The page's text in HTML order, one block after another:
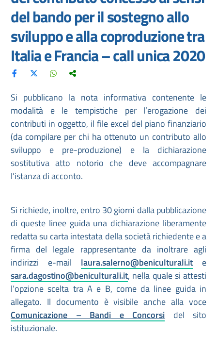
del bando per il sostegno allo
sviluppo e alla coproduzione tra
Italia e Francia – call unica 2020
Si pubblicano la nota informativa contenente le
modalità e le tempistiche per l’erogazione dei
contributi in oggetto, il file excel del piano finanziario
(da compilare per chi ha ottenuto un contributo allo
sviluppo e pre-produzione) e la dichiarazione
sostitutiva atto notorio che deve accompagnare
l’istanza di acconto.
Si richiede, inoltre, entro 30 giorni dalla pubblicazione
di queste linee guida una dichiarazione liberamente
redatta su carta intestata della società richiedente e a
firma del legale rappresentante da inoltrare agli
indirizzi e-mail laura.salerno@beniculturali.it e
sara.dagostino@beniculturali.it, nella quale si attesti
l’opzione scelta tra A e B, come da linee guida in
allegato. Il documento è visibile anche alla voce
Comunicazione – Bandi e Concorsi del sito
istituzionale.